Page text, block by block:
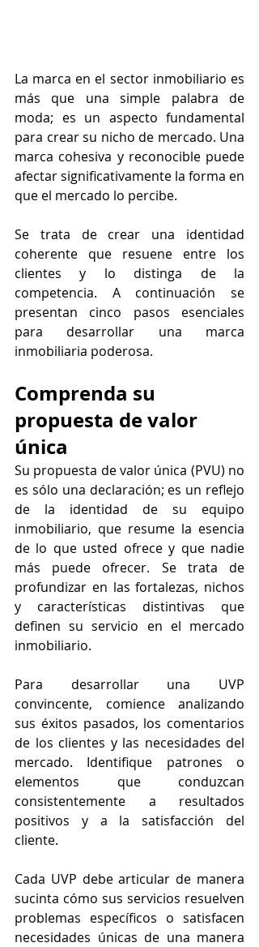
La marca en el sector inmobiliario es
más que una simple palabra de
moda; es un aspecto fundamental
para crear su nicho de mercado. Una
marca cohesiva y reconocible puede
afectar significativamente la forma en
que el mercado lo percibe.
Se trata de crear una identidad
coherente que resuene entre los
clientes y lo distinga de la
competencia. A continuación se
presentan cinco pasos esenciales
para desarrollar una marca
inmobiliaria poderosa.
Comprenda su
propuesta de valor
única
Su propuesta de valor única (PVU) no
es sólo una declaración; es un reflejo
de la identidad de su equipo
inmobiliario, que resume la esencia
de lo que usted ofrece y que nadie
más puede ofrecer. Se trata de
profundizar en las fortalezas, nichos
y características distintivas que
definen su servicio en el mercado
inmobiliario.
Para desarrollar una UVP
convincente, comience analizando
sus éxitos pasados, los comentarios
de los clientes y las necesidades del
mercado. Identifique patrones o
elementos que conduzcan
consistentemente a resultados
positivos y a la satisfacción del
cliente.
Cada UVP debe articular de manera
sucinta cómo sus servicios resuelven
problemas específicos o satisfacen
necesidades únicas de una manera